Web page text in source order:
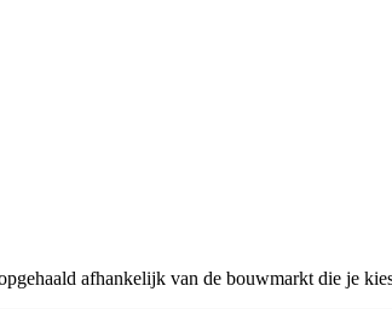
afhankelijk van de bouwmarkt die je